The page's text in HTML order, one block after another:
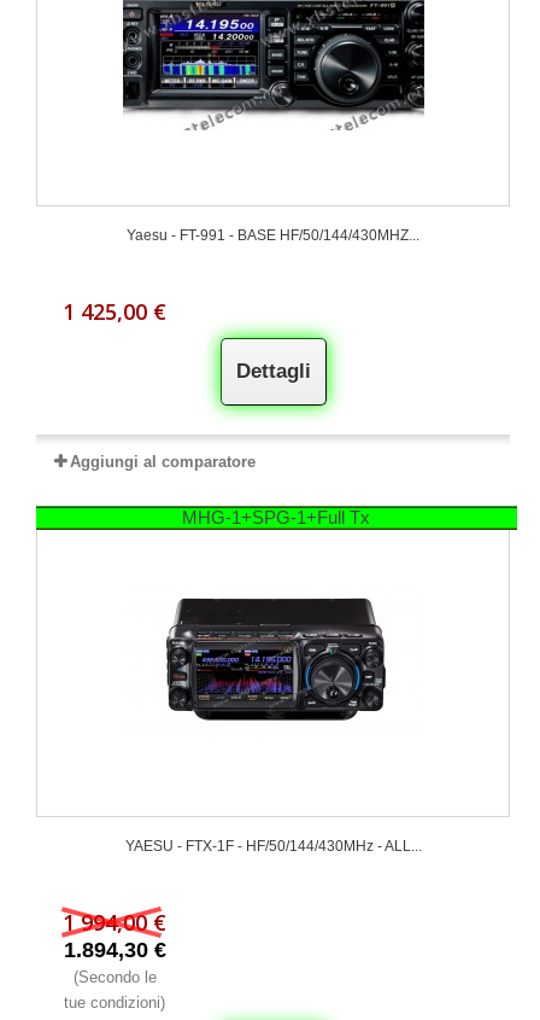
Yaesu - FT-991 - BASE HF/50/144/430MHZ...
1 425,00 €
Dettagli
Aggiungi al comparatore
MHG-1+SPG-1+Full Tx
YAESU - FTX-1F - HF/50/144/430MHz - ALL...
1 994,00 €
1.894,30 €
(Secondo le
tue condizioni)